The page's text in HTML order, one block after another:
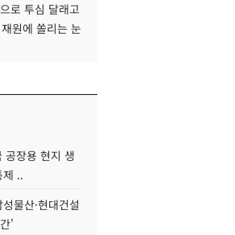
로 투심 달래고
원에 쏠리는 눈
공장용 현지 생
제 ..
물산·현대건설
'